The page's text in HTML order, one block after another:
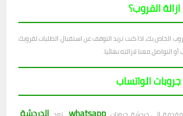
القروب؟
الخاص بك، اذا كنت تريد التوقف عن استقبال الطلبات لقروبك
التواصل معنا لازالته نهائيا.
الواتساب